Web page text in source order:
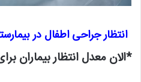
انتظار جراحی اطفال در
*الان معدل انتظار بیماران